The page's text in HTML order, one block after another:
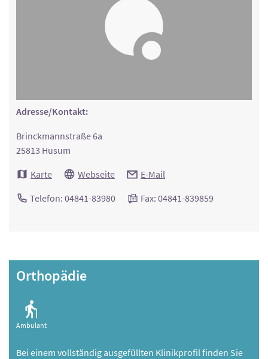
Adresse/Kontakt:
Brinckmannstraße 6a
25813 Husum
Karte
Webseite E-Mail
Telefon: 04841-83980 Fax: 04841-839859
Orthopädie
Ambulant
Bei einem vollständig ausgefüllten Klinikprofil finden Sie